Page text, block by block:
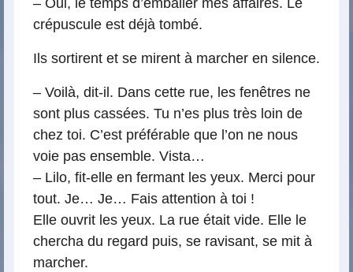
– Oui, le temps d’emballer mes affaires. Le
crépuscule est déjà tombé.
Ils sortirent et se mirent à marcher en silence.
– Voilà, dit-il. Dans cette rue, les fenêtres ne
sont plus cassées. Tu n’es plus très loin de
chez toi. C’est préférable que l’on ne nous
voie pas ensemble. Vista…
– Lilo, fit-elle en fermant les yeux. Merci pour
tout. Je… Je… Fais attention à toi !
Elle ouvrit les yeux. La rue était vide. Elle le
chercha du regard puis, se ravisant, se mit à
marcher.